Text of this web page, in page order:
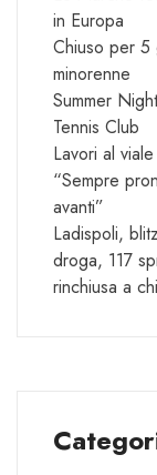
in Europa
Chiuso per 5
minorenne
Summer
Tennis Club
Lavori al
“Sempre
avanti”
Ladispoli,
droga, 117
rinchiusa a